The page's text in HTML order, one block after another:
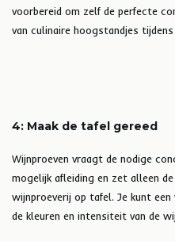
voorbereid om zelf de perfecte
van culinaire hoogstandjes
4: Maak de tafel gereed
Wijnproeven vraagt de nodige
mogelijk afleiding en zet alleen
wijnproeverij op tafel. Je kunt
de kleuren en intensiteit van de